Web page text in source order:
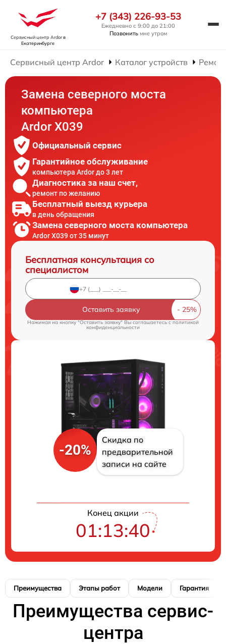
Сервисный центр Ardorв
Екатеринбурге
+7 (343) 226-93-53
Ежедневно с 9:00 до 21:00
Позвонить мне утром
Сервисный центр Ardor Каталог устройств
Замена северного моста
компьютера
Ardor X039
Официальный сервис
Гарантийное обслуживание
компьютера Ardor до 3 лет
Диагностика за наш счет,
ремонт по желанию
Бесплатный выезд курьера
в день обращения
Замена северного моста компьютера
Ardor X039 от 35 минут
Бесплатная консультация со
специалистом
Оставить заявку
Нажимая на кнопку "Оставить заявку" Вы соглашаетесь cполитикой
конфиденциальности
-20%
Скидка по
предварительной
записи на сайте
Конец акции
01:13:39
Преимущества Этапы работ Модели Гарантия
Преимущества сервис-
центра